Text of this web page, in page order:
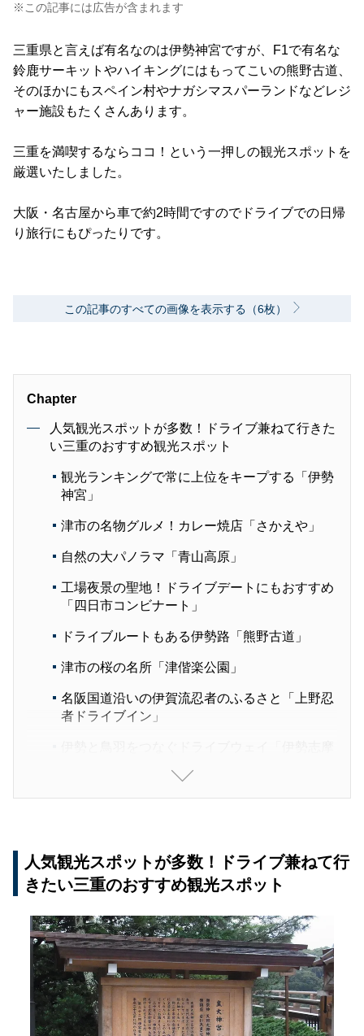
※この記事には広告が含まれます
三重県と言えば有名なのは伊勢神宮ですが、F1で有名な
鈴鹿サーキットやハイキングにはもってこいの熊野古道、
そのほかにもスペイン村やナガシマスパーランドなどレジ
ャー施設もたくさんあります。
三重を満喫するならココ！という一押しの観光スポットを
厳選いたしました。
大阪・名古屋から車で約2時間ですのでドライブでの日帰
り旅行にもぴったりです。
この記事のすべての画像を表示する（6枚）
Chapter
人気観光スポットが多数！ドライブ兼ねて行きた
い三重のおすすめ観光スポット
観光ランキングで常に上位をキープする「伊勢
神宮」
津市の名物グルメ！カレー焼店「さかえや」
自然の大パノラマ「青山高原」
工場夜景の聖地！ドライブデートにもおすすめ
「四日市コンビナート」
ドライブルートもある伊勢路「熊野古道」
津市の桜の名所「津偕楽公園」
名阪国道沿いの伊賀流忍者のふるさと「上野忍
者ドライブイン」
子供と一緒に三重観光を楽しむなら鈴鹿サーキッ
三重県のお土産グルメといえば「赤福」！毎月
1日にしか食べられない"朔日餅(ついたちも
ち)"も要チェック！
人気観光スポットが多数！ドライブ兼ねて行
きたい三重のおすすめ観光スポット